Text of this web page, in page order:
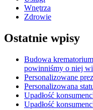
Wnętrza
Zdrowie
Ostatnie wpisy
Budowa
powinniśmy o niej
Personalizowane
Personalizowana
Upadłość
Upadłość